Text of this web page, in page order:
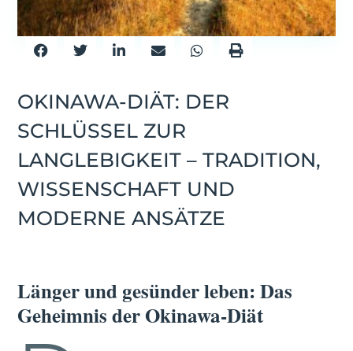
OKINAWA-DIÄT: DER
SCHLÜSSEL ZUR
LANGLEBIGKEIT – TRADITION,
WISSENSCHAFT UND
MODERNE ANSÄTZE
Länger und gesünder leben: Das
Geheimnis der Okinawa-Diät